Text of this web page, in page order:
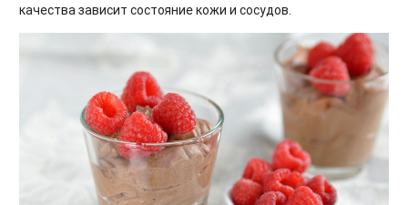
качества зависит состояние кожи и сосудов.